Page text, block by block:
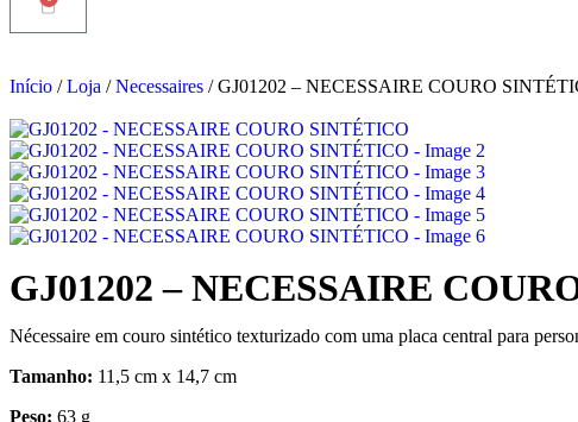
Início /Loja /Necessaires / GJ01202 – NECESSAIRE COURO
GJ01202 – NECESSAIRE
Nécessaire em couro sintético texturizado com uma placa central para
Tamanho: 11,5 cm x 14,7 cm
Peso: 63 g